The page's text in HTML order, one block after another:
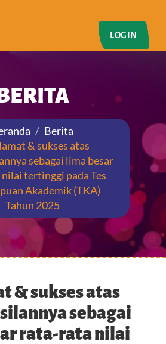
LOGIN
Berita
& sukses atas
sebagai lima besar
tertinggi pada Tes
Akademik (TKA)
Tahun 2025
& sukses atas
sebagai
rata-rata nilai